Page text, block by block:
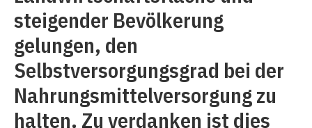
steigender Bevölkerung
gelungen, den
Selbstversorgungsgrad bei der
Nahrungsmittelversorgung zu
halten. Zu verdanken ist dies